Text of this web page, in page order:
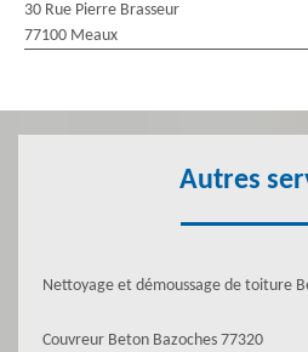
30 Rue Pierre Brasseur
77100 Meaux
Autres
Nettoyage et démoussage de toiture
Couvreur Beton Bazoches 77320